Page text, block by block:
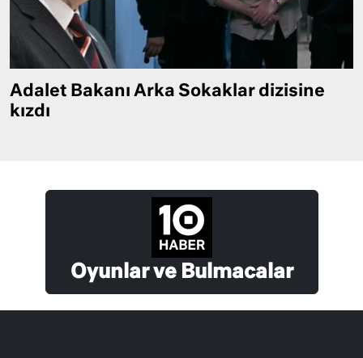
Adalet Bakanı Arka Sokaklar dizisine
kızdı
Oyunlar ve Bulmacalar